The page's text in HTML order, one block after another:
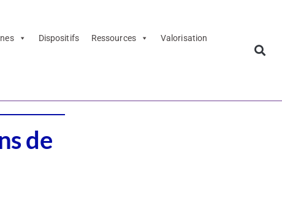
Dispositifs Ressources Valorisation
de